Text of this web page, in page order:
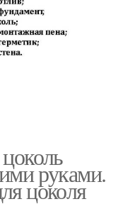
руками.
цоколя